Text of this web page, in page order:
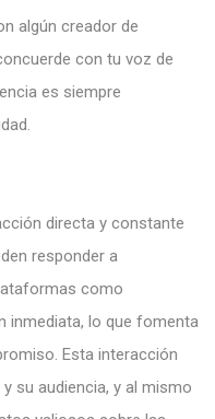
algún creador de
con tu voz de
es siempre
directa y constante
responder a
como
inmediata, lo que fomenta
Esta interacción
su audiencia, y al mismo